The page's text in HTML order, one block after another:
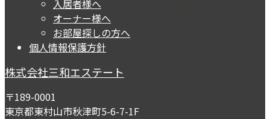
入居者様へ
オーナー様へ
お部屋探しの方へ
個人情報保護方針
株式会社三和エステート
〒189-0001
東京都東村山市秋津町5-6-7-1F